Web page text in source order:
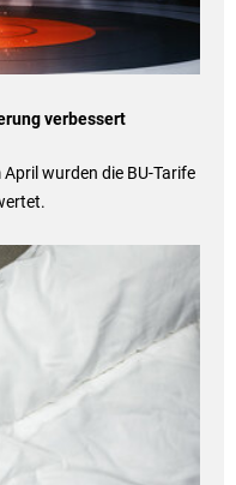
verbessert
wurden die BU-Tarife